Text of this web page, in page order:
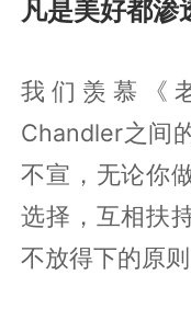
凡是美好都渗
我们羡慕《
Chandler之间
不宣，无论你
选择，互相扶
不放得下的原